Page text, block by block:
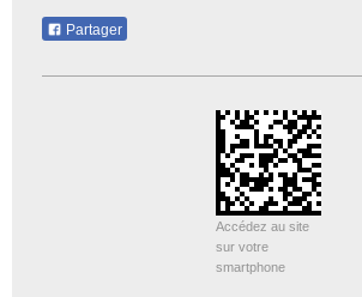
Partager
Accédez au site
sur votre
smartphone